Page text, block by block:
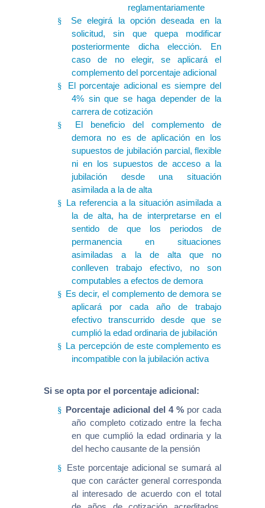
reglamentariamente
§
Se elegirá la opción deseada en la
solicitud, sin que quepa modificar
posteriormente dicha elección. En
caso de no elegir, se aplicará el
complemento del porcentaje adicional
§
El porcentaje adicional es siempre del
4% sin que se haga depender de la
carrera de cotización
§
El beneficio del complemento de
demora no es de aplicación en los
supuestos de jubilación parcial, flexible
ni en los supuestos de acceso a la
jubilación desde una situación
asimilada a la de alta
§ La referencia a la situación asimilada a
la de alta, ha de interpretarse en el
sentido de que los periodos de
permanencia en situaciones
asimiladas a la de alta que no
conlleven trabajo efectivo, no son
computables a efectos de demora
§ Es decir, el complemento de demora se
aplicará por cada año de trabajo
efectivo transcurrido desde que se
cumplió la edad ordinaria de jubilación
§ La percepción de este complemento es
incompatible con la jubilación activa
Si se opta por el porcentaje adicional:
§ Porcentaje adicional del 4 % por cada
año completo cotizado entre la fecha
en que cumplió la edad ordinaria y la
del hecho causante de la pensión
§
Este porcentaje adicional se sumará al
que con carácter general corresponda
al interesado de acuerdo con el total